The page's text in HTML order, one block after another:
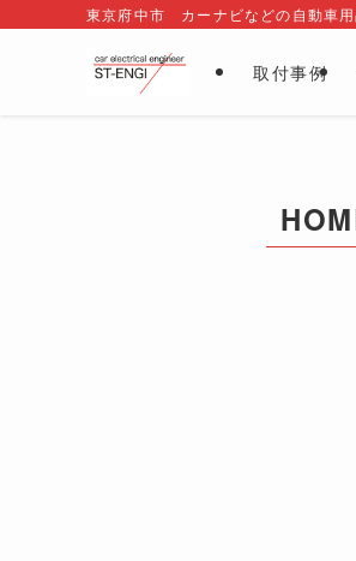
東京府中市 カーナビなどの自動車
取付事例